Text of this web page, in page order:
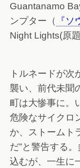
Guantanamo
ンプター（
『ソ
Night Lights(原題
トルネードが次
襲い、前代未聞
町は大惨事に。
危険なサイクロ
か、ストームト
だ”と警告する
込むが、一生に